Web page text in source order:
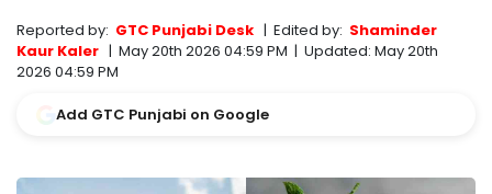
Reported by: GTC Punjabi Desk | Edited by: Shaminder
Kaur Kaler | May 20th 2026 04:59 PM | Updated: May 20th
2026 04:59 PM
Add GTC Punjabi on Google